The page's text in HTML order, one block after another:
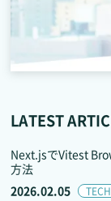
LATEST
2026.02.05 TECH
Next.jsでVitest
方法